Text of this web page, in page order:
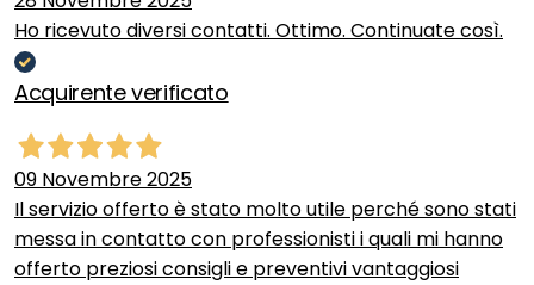
Ho ricevuto diversi contatti. Ottimo. Continuate così.
Acquirente verificato
09 Novembre 2025
Il servizio offerto è stato molto utile perché sono stati
messa in contatto con professionisti i quali mi hanno
offerto preziosi consigli e preventivi vantaggiosi